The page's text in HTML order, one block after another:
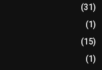
(31)
(1)
(15)
(1)